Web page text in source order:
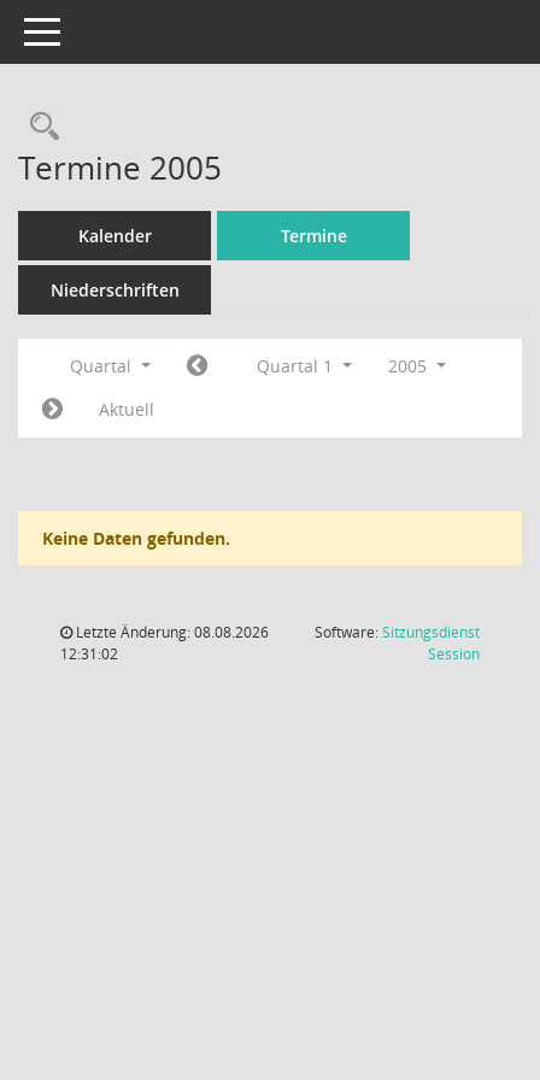
Toggle navigation
Rechercheauswahl
Termine 2005
Kalender Termine
Niederschriften
Quartal Quartal 1
2005
Aktuell
Keine Daten gefunden.
Letzte Änderung: 08.08.2026
12:31:02
Software:Sitzungsdienst
Session(Wird in